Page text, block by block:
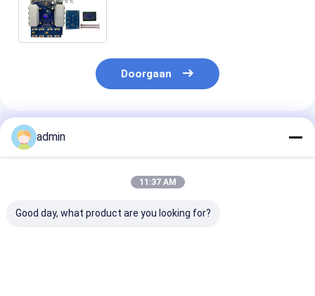
Doorgaan
Geadviseerde Producten
admin
11:37 AM
Good day, what product are you looking for?